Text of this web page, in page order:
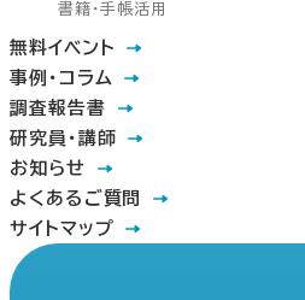
書籍・手帳活用
無料イベント
事例・コラム
調査報告書
研究員・講師
お知らせ
よくあるご質問
サイトマップ